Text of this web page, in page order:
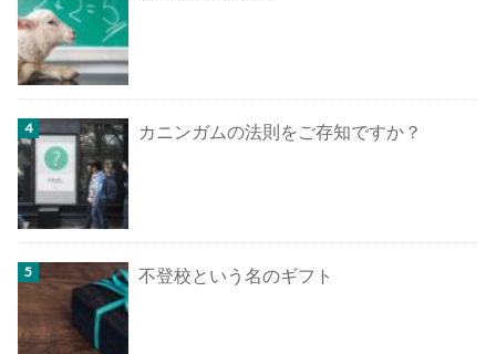
カニンガムの法則をご存知ですか？
不登校という名のギフト